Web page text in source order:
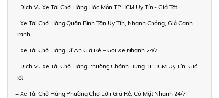
+ Dịch Vụ Xe Tải Chở Hàng Hóc Môn TPHCM Uy Tín - Giá Tốt
+ Xe Tải Chở Hàng Quận Bình Tân Uy Tín, Nhanh Chóng, Giá Cạnh
Tranh
+ Xe Tải Chở Hàng Dĩ An Giá Rẻ – Gọi Xe Nhanh 24/7
+ Dịch Vụ Xe Tải Chở Hàng Phường Chánh Hưng TPHCM Uy Tín, Giá
Tốt
+ Xe Tải Chở Hàng Phường Chợ Lớn Giá Rẻ, Có Mặt Nhanh 24/7